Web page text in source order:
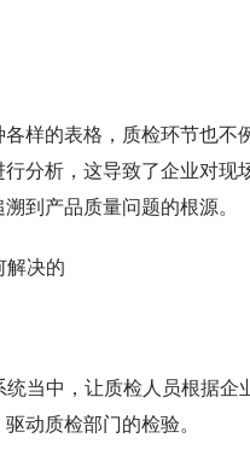
样的表格，质检环节也不
分析，这导致了企业对
到产品质量问题的根源。
解决的
当中，让质检人员根据
动质检部门的检验。